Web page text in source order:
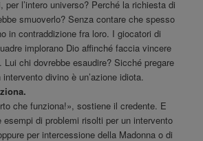
per l’intero universo? Perché la richiesta di
smuoverlo? Senza contare che spesso
in contraddizione fra loro. I giocatori di
implorano Dio affinché faccia vincere
Lui chi dovrebbe esaudire? Sicché pregare
divino è un’azione idiota.
che funziona!», sostiene il credente. E
esempi di problemi risolti per un intervento
per intercessione della Madonna o di